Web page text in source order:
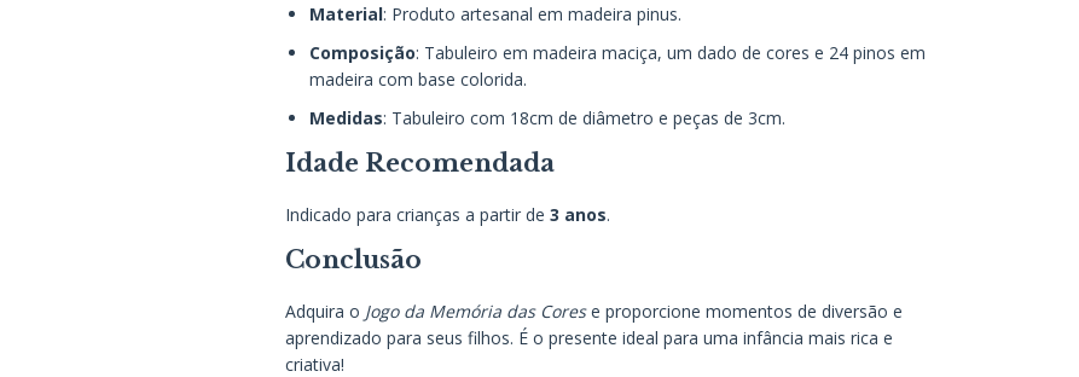
Material: Produto artesanal em madeira pinus.
Composição: Tabuleiro em madeira maciça, um dado de cores e 24 pinos em
madeira com base colorida.
Medidas: Tabuleiro com 18cm de diâmetro e peças de 3cm.
Idade Recomendada
Indicado para crianças a partir de 3 anos.
Conclusão
Adquira o Jogo da Memória das Corese proporcione momentos de diversão e
aprendizado para seus filhos. É o presente ideal para uma infância mais rica e
criativa!